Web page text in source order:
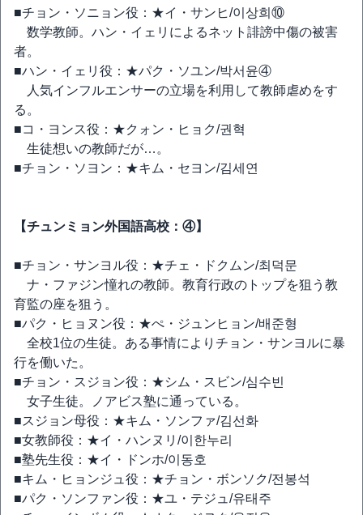
■チョン・ソニョン役：★イ・サンヒ/이상희⑩
数学教師。ハン・イェリによるネット誹謗中傷の被害
者。
■ハン・イェリ役：★パク・ソユン/박서윤④
人気インフルエンサーの立場を利用して教師虐めをす
る。
■コ・ヨンス役：★クォン・ヒョク/권혁
生徒想いの教師だが…。
■チョン・ソヨン：★キム・セヨン/김세연
【チュンミョン外国語高校：④】
■チョン・サンヨル役：★チェ・ドクムン/최덕문
ナ・ファジン憧れの教師。教育行政のトップを狙う教
育監の座を狙う。
■パク・ヒョヌン役：★ぺ・ジュンヒョン/배준형
全校1位の生徒。ある事情によりチョン・サンヨルに暴
行を働いた。
■チョン・スジョン役：★シム・スビン/심수빈
女子生徒。ノアビス塾に通っている。
■スジョン母役：★キム・ソンファ/김선화
■女教師役：★イ・ハンヌリ/이한누리
■塾先生役：★イ・ドンホ/이동호
■キム・ヒョンジュ役：★チョン・ボンソク/전봉석
■パク・ソンファン役：★ユ・テジュ/유태주